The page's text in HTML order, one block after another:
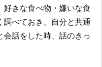
好きな食べ物・嫌いな食
べておき、自分と共通
話をした時、話のきっ